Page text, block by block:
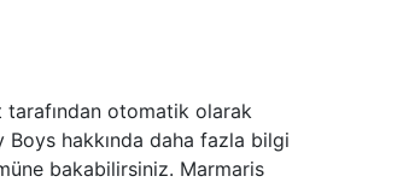
tarafından otomatik olarak
Boys hakkında daha fazla bilgi
bakabilirsiniz. Marmaris